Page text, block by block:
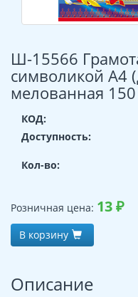
Ш-15566
символикой А4
мелованная 150
КОД:
Доступность:
Кол-во:
Розничная цена: 13₽
В корзину
Описание